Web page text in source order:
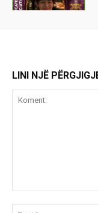
LINI NJË